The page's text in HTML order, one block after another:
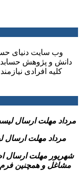
وب سایت دنیای
دانش و پژوهش
کلیه افرادی
-31 مرداد مهلت ارسال
-31 مرداد مهلت